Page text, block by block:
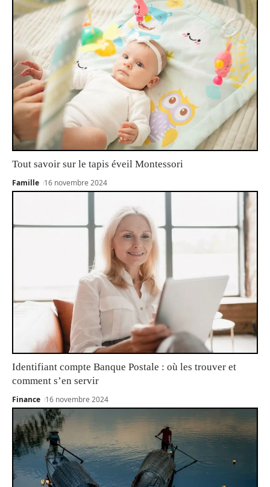
Tout savoir sur le tapis éveil Montessori
Famille 16 novembre 2024
Identifiant compte Banque Postale : où les trouver et
comment s’en servir
Finance 16 novembre 2024